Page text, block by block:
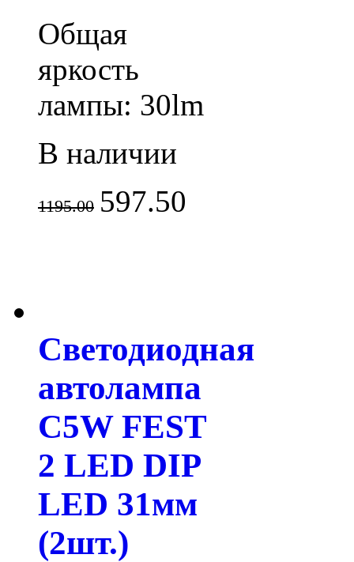
Общая
яркость
лампы: 30lm
В наличии
1195.00 597.50
Светодиодная
автолампа
C5W FEST
2 LED DIP
LED 31мм
(2шт.)